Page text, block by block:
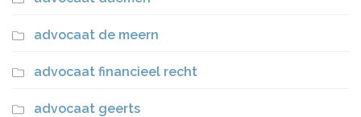
advocaat de meern
advocaat financieel recht
advocaat geerts